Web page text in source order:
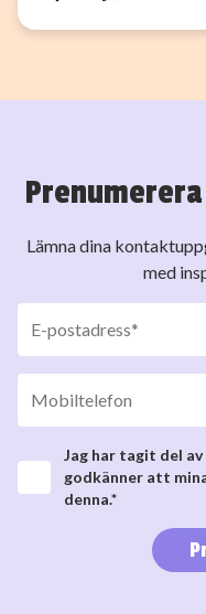
Lämna dina
med
Jag har tagit del av
godkänner att
denna.*